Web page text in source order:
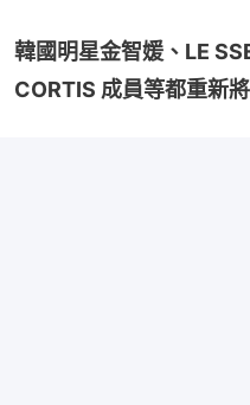
韓國明星金智媛、LE
CORTIS 成員等都重新